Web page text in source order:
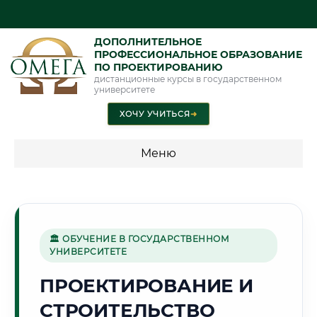
ДОПОЛНИТЕЛЬНОЕ
ПРОФЕССИОНАЛЬНОЕ ОБРАЗОВАНИЕ
ПО ПРОЕКТИРОВАНИЮ
дистанционные курсы в государственном
университете
ХОЧУ УЧИТЬСЯ➜
Меню
🌿
Г. УФА
🏛 ОБУЧЕНИЕ В ГОСУДАРСТВЕННОМ
УНИВЕРСИТЕТЕ
ПРОЕКТИРОВАНИЕ И
СТРОИТЕЛЬСТВО